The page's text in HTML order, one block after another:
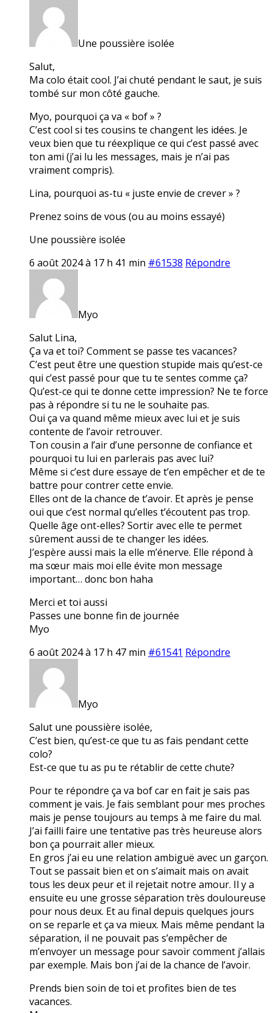
Une poussière isolée
Salut,
Ma colo était cool. J’ai chuté pendant le saut, je suis
tombé sur mon côté gauche.
Myo, pourquoi ça va « bof » ?
C’est cool si tes cousins te changent les idées. Je
veux bien que tu réexplique ce qui c’est passé avec
ton ami (j’ai lu les messages, mais je n’ai pas
vraiment compris).
Lina, pourquoi as-tu « juste envie de crever » ?
Prenez soins de vous (ou au moins essayé)
Une poussière isolée
6 août 2024 à 17 h 41 min #61538 Répondre
Myo
Salut Lina,
Ça va et toi? Comment se passe tes vacances?
C’est peut être une question stupide mais qu’est-ce
qui c’est passé pour que tu te sentes comme ça?
Qu’est-ce qui te donne cette impression? Ne te force
pas à répondre si tu ne le souhaite pas.
Oui ça va quand même mieux avec lui et je suis
contente de l’avoir retrouver.
Ton cousin a l’air d’une personne de confiance et
pourquoi tu lui en parlerais pas avec lui?
Même si c’est dure essaye de t’en empêcher et de te
battre pour contrer cette envie.
Elles ont de la chance de t’avoir. Et après je pense
oui que c’est normal qu’elles t’écoutent pas trop.
Quelle âge ont-elles? Sortir avec elle te permet
sûrement aussi de te changer les idées.
J’espère aussi mais la elle m’énerve. Elle répond à
ma sœur mais moi elle évite mon message
important… donc bon haha
Merci et toi aussi
Passes une bonne fin de journée
Myo
6 août 2024 à 17 h 47 min #61541 Répondre
Myo
Salut une poussière isolée,
C’est bien, qu’est-ce que tu as fais pendant cette
colo?
Est-ce que tu as pu te rétablir de cette chute?
Pour te répondre ça va bof car en fait je sais pas
comment je vais. Je fais semblant pour mes proches
mais je pense toujours au temps à me faire du mal.
J’ai failli faire une tentative pas très heureuse alors
bon ça pourrait aller mieux.
En gros j’ai eu une relation ambiguë avec un garçon.
Tout se passait bien et on s’aimait mais on avait
tous les deux peur et il rejetait notre amour. Il y a
ensuite eu une grosse séparation très douloureuse
pour nous deux. Et au final depuis quelques jours
on se reparle et ça va mieux. Mais même pendant la
séparation, il ne pouvait pas s’empêcher de
m’envoyer un message pour savoir comment j’allais
par exemple. Mais bon j’ai de la chance de l’avoir.
Prends bien soin de toi et profites bien de tes
vacances.